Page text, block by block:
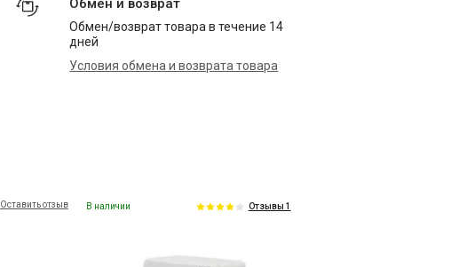
Обмен и возврат
Обмен/возврат товара в течение 14
дней
Условия обмена и возврата товара
Оставить отзыв В наличии Отзывы 1